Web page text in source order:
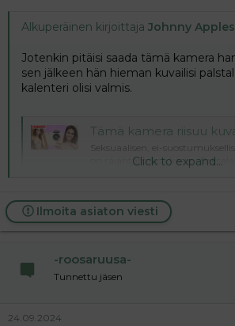
Alkuperäinen kirjoittaja Johnny
Jotenkin pitäisi saada tämä kamera
sen jälkeen hän hieman kuvailisi
kalenteri olisi valmis.
Tämä kamera riisuu
Seksuaalisen, ei-
on räjähtämässä käsiin.
Click to expand...
Ilmoita asiaton viesti
-roosaruusa-
Tunnettu jäsen
24.09.2024